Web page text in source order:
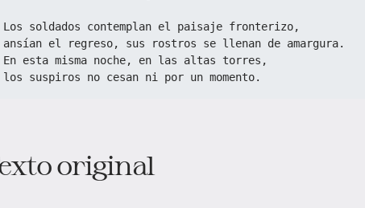
Los soldados contemplan el paisaje fronterizo,
ansían el regreso, sus rostros se llenan de amargura.
En esta misma noche, en las altas torres,
los suspiros no cesan ni por un momento.
original